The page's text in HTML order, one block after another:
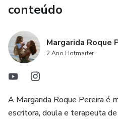
conteúdo
Margarida Roque
2 Ano Hotmarter
A Margarida Roque Pereira é
escritora, doula e terapeuta